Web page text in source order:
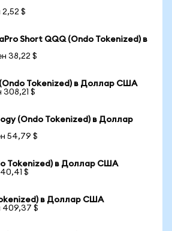
2,52 $
Short QQQ (Ondo Tokenized) в
38,22 $
(Ondo Tokenized) в Доллар США
308,21 $
(Ondo Tokenized) в Доллар
54,79 $
Tokenized) в Доллар США
$
в Доллар США
409,37 $